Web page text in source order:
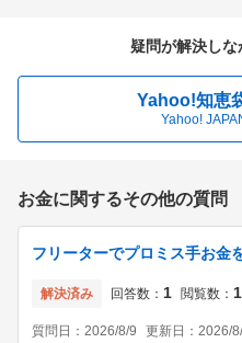
疑問が解決し
Yahoo!知恵
Yahoo!
お金に関するその他の質問
フリーターでプロミス手お金
解決済み 回答数： 1 閲覧数：
質問日： 2026/8/9 更新日： 2026/